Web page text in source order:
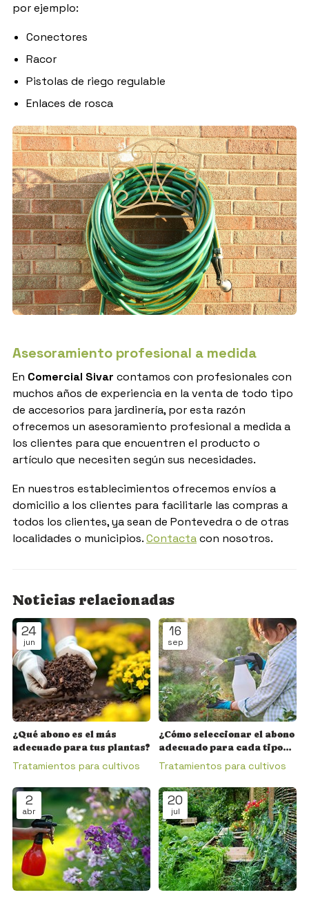
por ejemplo:
Conectores
Racor
Pistolas de riego regulable
Enlaces de rosca
Asesoramiento profesional a medida
En Comercial Sivar contamos con profesionales con
muchos años de experiencia en la venta de todo tipo
de accesorios para jardinería, por esta razón
ofrecemos un asesoramiento profesional a medida a
los clientes para que encuentren el producto o
artículo que necesiten según sus necesidades.
En nuestros establecimientos ofrecemos envíos a
domicilio a los clientes para facilitarle las compras a
todos los clientes, ya sean de Pontevedra o de otras
localidades o municipios.Contactacon nosotros.
Noticias relacionadas
24
jun
¿Qué abono es el más
adecuado para tus plantas?
Tratamientos para cultivos
16
sep
¿Cómo seleccionar el abono
adecuado para cada tipo
de planta en tu jardín o
Tratamientos para cultivos
2
abr
20
jul